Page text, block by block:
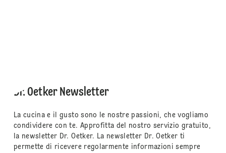
Dr. Oetker Newsletter
La cucina e il gusto sono le nostre passioni, che vogliamo
condividere con te. Approfitta del nostro servizio gratuito,
la newsletter Dr. Oetker. La newsletter Dr. Oetker ti
permette di ricevere regolarmente informazioni sempre